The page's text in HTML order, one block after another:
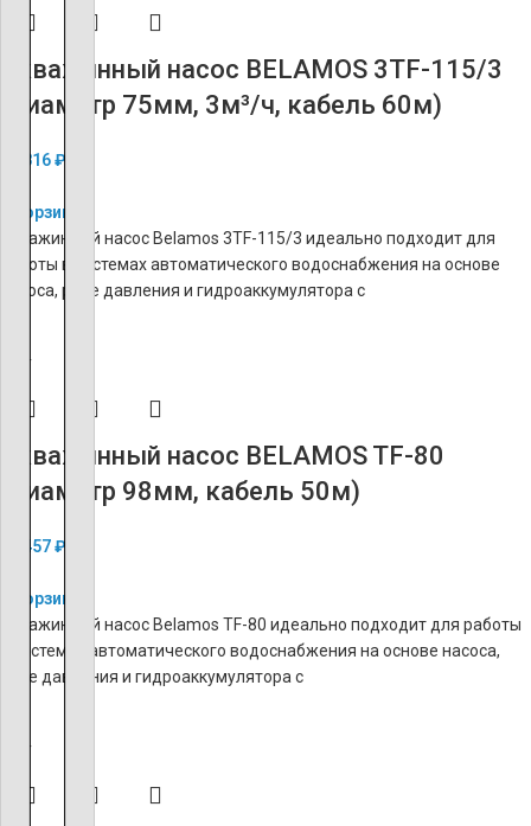
Скважинный насос BELAMOS 3TF-115/3
(диаметр 75мм, 3м³/ч, кабель 60м)
19 816₽
В корзину
Скважинный насос Belamos 3TF-115/3 идеально подходит для
работы в системах автоматического водоснабжения на основе
насоса, реле давления и гидроаккумулятора с
ХИТ
Скважинный насос BELAMOS TF-80
(диаметр 98мм, кабель 50м)
20 457₽
В корзину
Скважинный насос Belamos TF-80 идеально подходит для работы
в системах автоматического водоснабжения на основе насоса,
реле давления и гидроаккумулятора с
ХИТ